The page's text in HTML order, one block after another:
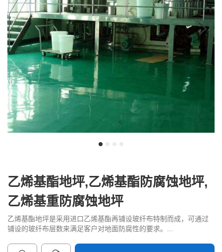
乙烯基酯地坪,乙烯基酯防腐蚀地坪,
乙烯基重防腐蚀地坪
乙烯基酯地坪是采用进口乙烯基酯再铺设玻纤布特制而成，可通过
铺设的玻纤布层数来满足客户对地面防腐性的要求。...